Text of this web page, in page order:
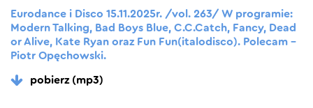
Eurodance i Disco 15.11.2025r. /vol. 263/ W programie:
Modern Talking, Bad Boys Blue, C.C.Catch, Fancy, Dead
or Alive, Kate Ryan oraz Fun Fun(italodisco). Polecam –
Piotr Opęchowski.
pobierz (mp3)